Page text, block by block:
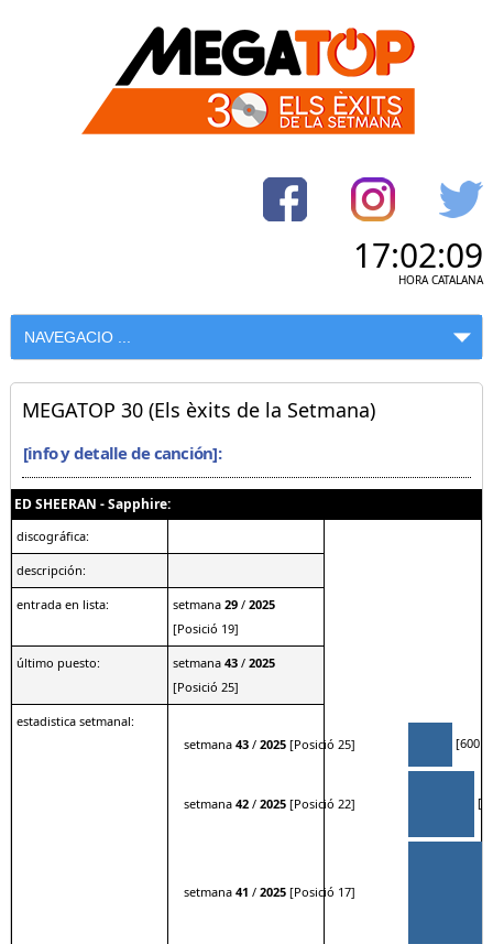
17:02:09
HORA CATALANA
MEGATOP 30 (Els èxits de la Setmana)
[info y detalle de canción]:
ED SHEERAN - Sapphire:
discográfica:
descripción:
entrada en lista: setmana 29/ 2025
[Posició 19]
último puesto: setmana 43/ 2025
[Posició 25]
estadistica setmanal:
setmana 43/ 2025[Posició 25] [600
setmana 42/ 2025[Posició 22]
setmana 41 / 2025[Posició 17]